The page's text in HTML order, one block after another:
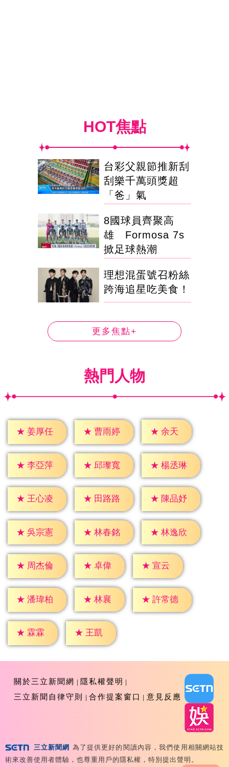
HOT焦點
台彩父親節推新刮
刮樂千萬頭獎超
「爸」氣
8國球員齊聚高
雄 Formosa 7s
掀足球熱潮
理想混蛋號召粉絲
跨海追星吃美食！
更多焦點+
熱門人物
★ 姜厚任 ★ 曹雨婷 ★ 余天
★ 李亞萍 ★ 邱瓈寬 ★ 楊丞琳
★ 王心凌 ★ 田路路 ★ 陳品妤
★ 吳宗憲 ★ 林春銘 ★ 林逸欣
★ 周杰倫 ★ 卓偉 ★ 宣云
★ 潘瑋柏 ★ 林襄 ★ 許常德
★ 霖霖 ★ 王凱
關於三立新聞網
隱私權聲明
三立新聞自律守則
合作提案窗口 意見反應
Copyright ©2026 Sanlih E-Television All Rights
三立新聞網 為了提供更好的閱讀內容，我們使用相關網站技
術來改善使用者體驗，也尊重用戶的隱私權，特別提出聲明。